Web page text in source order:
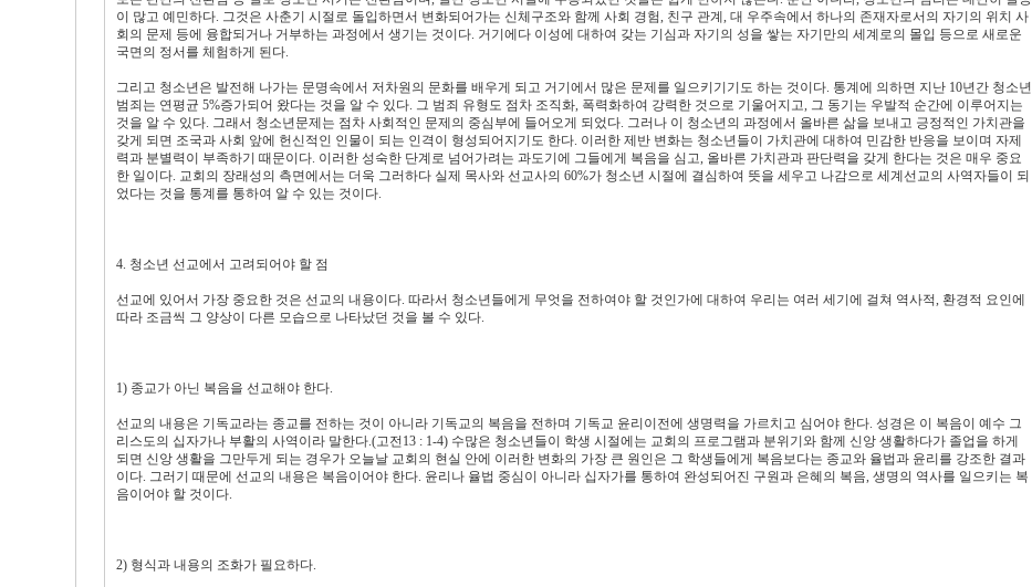
이 많고 예민하다. 그것은 사춘기 시절로 돌입하면서 변화되어가는 신체구조와 함께 사회 경험, 친구 관계, 대 우주속에서 하나의 존재자로서의 자기의 위치 사
회의 문제 등에 융합되거나 거부하는 과정에서 생기는 것이다. 거기에다 이성에 대하여 갖는 기심과 자기의 성을 쌓는 자기만의 세계로의 몰입 등으로 새로운
국면의 정서를 체험하게 된다.
그리고 청소년은 발전해 나가는 문명속에서 저차원의 문화를 배우게 되고 거기에서 많은 문제를 일으키기기도 하는 것이다. 통계에 의하면 지난 10년간 청소년
범죄는 연평균 5%증가되어 왔다는 것을 알 수 있다. 그 범죄 유형도 점차 조직화, 폭력화하여 강력한 것으로 기울어지고, 그 동기는 우발적 순간에 이루어지는
것을 알 수 있다. 그래서 청소년문제는 점차 사회적인 문제의 중심부에 들어오게 되었다. 그러나 이 청소년의 과정에서 올바른 삶을 보내고 긍정적인 가치관을
갖게 되면 조국과 사회 앞에 헌신적인 인물이 되는 인격이 형성되어지기도 한다. 이러한 제반 변화는 청소년들이 가치관에 대하여 민감한 반응을 보이며 자제
력과 분별력이 부족하기 때문이다. 이러한 성숙한 단계로 넘어가려는 과도기에 그들에게 복음을 심고, 올바른 가치관과 판단력을 갖게 한다는 것은 매우 중요
한 일이다. 교회의 장래성의 측면에서는 더욱 그러하다 실제 목사와 선교사의 60%가 청소년 시절에 결심하여 뜻을 세우고 나감으로 세계선교의 사역자들이 되
었다는 것을 통계를 통하여 알 수 있는 것이다.
4. 청소년 선교에서 고려되어야 할 점
선교에 있어서 가장 중요한 것은 선교의 내용이다. 따라서 청소년들에게 무엇을 전하여야 할 것인가에 대하여 우리는 여러 세기에 걸쳐 역사적, 환경적 요인에
따라 조금씩 그 양상이 다른 모습으로 나타났던 것을 볼 수 있다.
1) 종교가 아닌 복음을 선교해야 한다.
선교의 내용은 기독교라는 종교를 전하는 것이 아니라 기독교의 복음을 전하며 기독교 윤리이전에 생명력을 가르치고 심어야 한다. 성경은 이 복음이 예수 그
리스도의 십자가나 부활의 사역이라 말한다.(고전13 : 1-4) 수많은 청소년들이 학생 시절에는 교회의 프로그램과 분위기와 함께 신앙 생활하다가 졸업을 하게
되면 신앙 생활을 그만두게 되는 경우가 오늘날 교회의 현실 안에 이러한 변화의 가장 큰 원인은 그 학생들에게 복음보다는 종교와 율법과 윤리를 강조한 결과
이다. 그러기 때문에 선교의 내용은 복음이어야 한다. 윤리나 율법 중심이 아니라 십자가를 통하여 완성되어진 구원과 은혜의 복음, 생명의 역사를 일으키는 복
음이어야 할 것이다.
2) 형식과 내용의 조화가 필요하다.